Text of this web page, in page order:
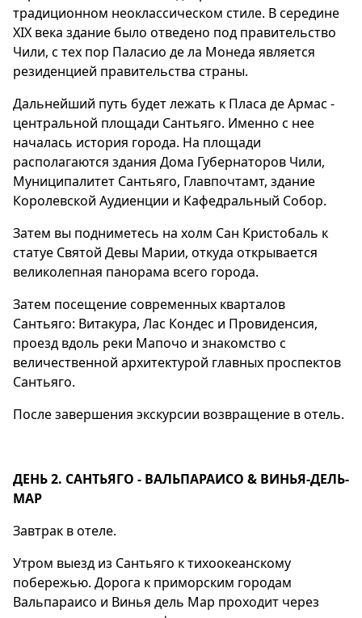
традиционном неоклассическом стиле. В середине
XIX века здание было отведено под правительство
Чили, с тех пор Паласио де ла Монеда является
резиденцией правительства страны.
Дальнейший путь будет лежать к Пласа де Армас -
центральной площади Сантьяго. Именно с нее
началась история города. На площади
располагаются здания Дома Губернаторов Чили,
Муниципалитет Сантьяго, Главпочтамт, здание
Королевской Аудиенции и Кафедральный Собор.
Затем вы подниметесь на холм Сан Кристобаль к
статуе Святой Девы Марии, откуда открывается
великолепная панорама всего города.
Затем посещение современных кварталов
Сантьяго: Витакура, Лас Кондес и Провиденсия,
проезд вдоль реки Мапочо и знакомство с
величественной архитектурой главных проспектов
Сантьяго.
После завершения экскурсии возвращение в отель.
ДЕНЬ 2. САНТЬЯГО - ВАЛЬПАРАИСО & ВИНЬЯ-ДЕЛЬ-
МАР
Завтрак в отеле.
Утром выезд из Сантьяго к тихоокеанскому
побережью. Дорога к приморским городам
Вальпараисо и Винья дель Мар проходит через